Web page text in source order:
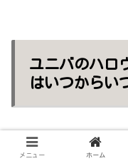
ユニバのハロ
はいつからい
開催期間：2023
メニュー ホーム